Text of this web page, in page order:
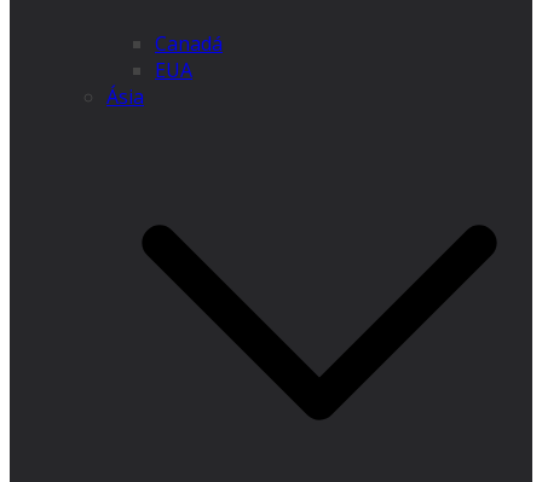
Canadá
EUA
Ásia